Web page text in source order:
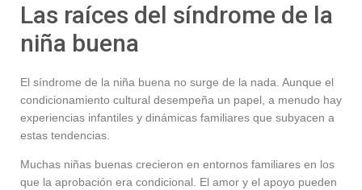
Las raíces del síndrome de la
niña buena
El síndrome de la niña buena no surge de la nada. Aunque el
condicionamiento cultural desempeña un papel, a menudo hay
experiencias infantiles y dinámicas familiares que subyacen a
estas tendencias.
Muchas niñas buenas crecieron en entornos familiares en los
que la aprobación era condicional. El amor y el apoyo pueden